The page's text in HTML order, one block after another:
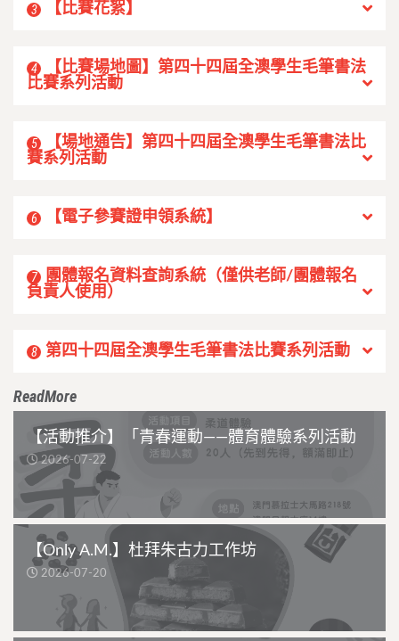
3 【比賽花絮】
4
【比賽場地圖】第四十四屆全澳學生毛筆書法
比賽系列活動
5
【場地通告】第四十四屆全澳學生毛筆書法比
賽系列活動
6 【電子參賽證申領系統】
7
團體報名資料查詢系統（僅供老師/團體報名
負責人使用）
8 第四十四屆全澳學生毛筆書法比賽系列活動
ReadMore
【活動推介】「青春運動——體育體驗系列活動
2026-07-22
【Only A.M.】杜拜朱古力工作坊
2026-07-20